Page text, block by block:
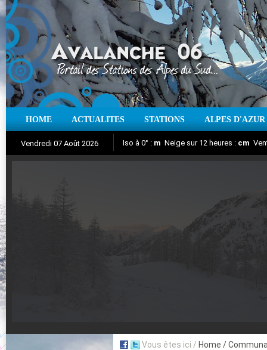
HOME ACTUALITES STATIONS ALPES D'AZUR
Vendredi 07 Août 2026 Iso à 0° : m Neige sur 12 heures : cm
Vous êtes ici / Home /